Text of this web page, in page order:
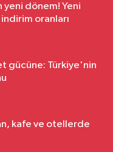
yeni dönem! Yeni
oranları
gücüne: Türkiye'nin
kafe ve otellerde